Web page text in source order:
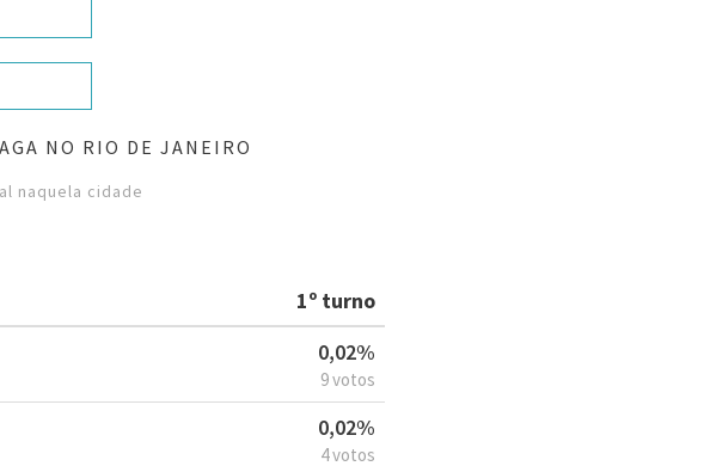
NO RIO DE JANEIRO
naquela cidade
1º turno
0,02%
9 votos
0,02%
4 votos